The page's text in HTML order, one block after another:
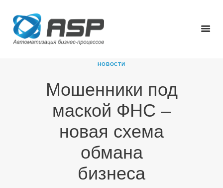
НОВОСТИ
Мошенники под
маской ФНС –
новая схема
обмана
бизнеса
ГЛАВНАЯ
О КОМПАНИИ
НОВОСТИ
КАРЬЕРА
ПАРТНЕРЫ
КОНТАКТЫ